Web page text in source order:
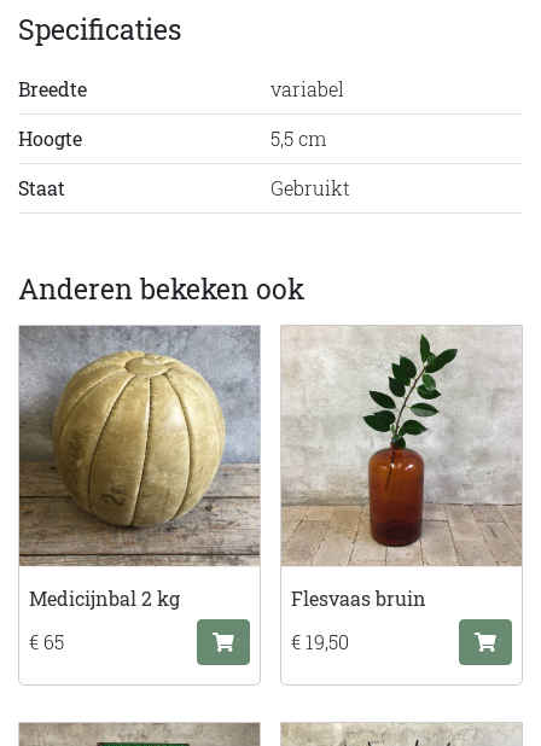
Specificaties
Breedte
variabel
Hoogte
5,5 cm
Staat
Gebruikt
Anderen bekeken ook
Medicijnbal 2 kg
€ 65
Flesvaas bruin
€ 19,50